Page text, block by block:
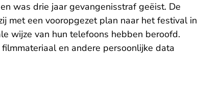
was drie jaar gevangenisstraf geëist. De
met een vooropgezet plan naar het festival in
wijze van hun telefoons hebben beroofd.
en andere persoonlijke data